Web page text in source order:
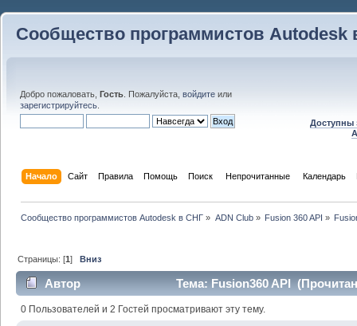
Сообщество программистов Autodesk
Добро пожаловать, Гость . Пожалуйста, войдите или
зарегистрируйтесь
Доступны
Начало Сайт Правила Помощь Поиск Непрочитанные Календарь
Сообщество программистов Autodesk в СНГ » ADN Club» Fusion 360 API »
Страницы: [1]Вниз
Автор Тема: Fusion360 API
0 Пользователей и 2 Гостей просматривают эту тему.